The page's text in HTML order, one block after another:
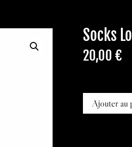
Socks
20,00 €
Ajouter au